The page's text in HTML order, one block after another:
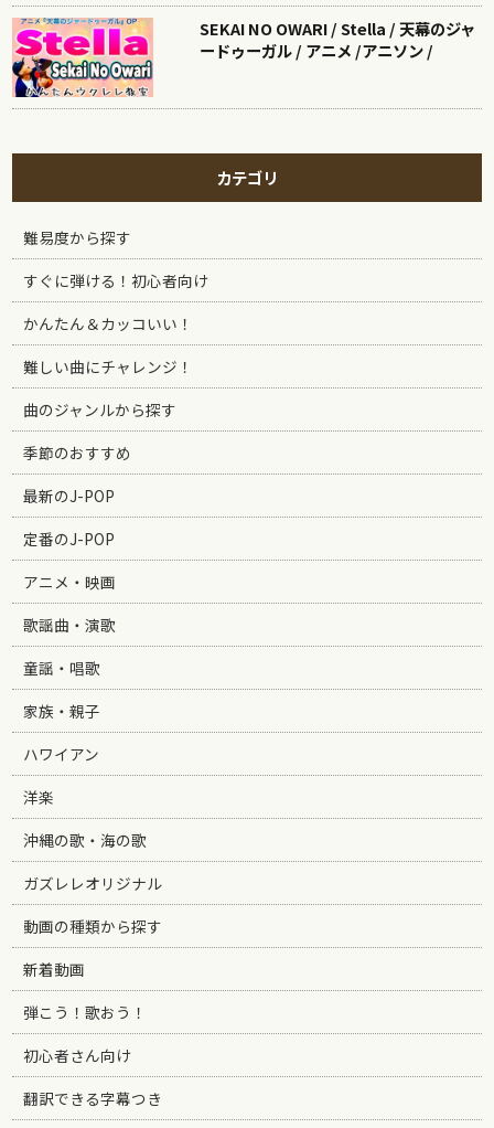
SEKAI NO OWARI / Stella / 天幕のジャ
ードゥーガル / アニメ /アニソン /
カテゴリ
難易度から探す
すぐに弾ける！初心者向け
かんたん＆カッコいい！
難しい曲にチャレンジ！
曲のジャンルから探す
季節のおすすめ
最新のJ-POP
定番のJ-POP
アニメ・映画
歌謡曲・演歌
童謡・唱歌
家族・親子
ハワイアン
洋楽
沖縄の歌・海の歌
ガズレレオリジナル
動画の種類から探す
新着動画
弾こう！歌おう！
初心者さん向け
翻訳できる字幕つき